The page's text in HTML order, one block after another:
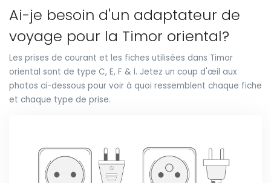
Ai-je besoin d'un adaptateur de
voyage pour la Timor oriental?
Les prises de courant et les fiches utilisées dans Timor
oriental sont de type C, E, F & I. Jetez un coup d'œil aux
photos ci-dessous pour voir à quoi ressemblent chaque fiche
et chaque type de prise.